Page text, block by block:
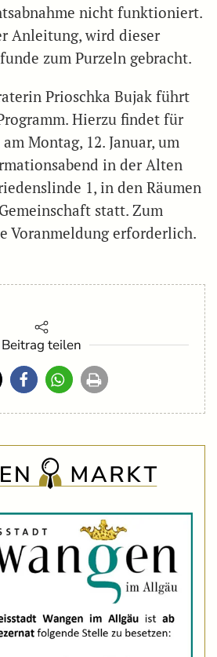
nicht funktioniert.
Anleitung, wird dieser
zum Purzeln gebracht.
Prioschka Bujak führt
Hierzu findet für
Montag, 12. Januar, um
in der Alten
1, in den Räumen
statt. Zum
Voranmeldung erforderlich.
Beitrag teilen